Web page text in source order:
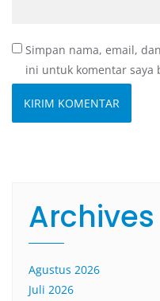
Simpan nama, email,
ini untuk komentar saya
Archives
Agustus 2026
Juli 2026